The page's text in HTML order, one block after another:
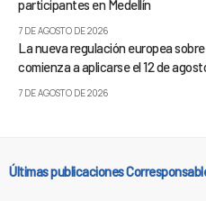
participantes en Medellín
7 DE AGOSTO DE 2026
La nueva regulación europea
comienza a aplicarse el 12 de
7 DE AGOSTO DE 2026
Últimas publicaciones